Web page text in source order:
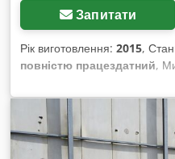
Запитати
Рік виготовлення: 2015,
повністю працездатний,
пакувальну машину ILPRA
машин: Foodpack Модель:
9774 Рік: 2015 Chsdpfjy Id
у вас є запитання або
ласка, напишіть нам або